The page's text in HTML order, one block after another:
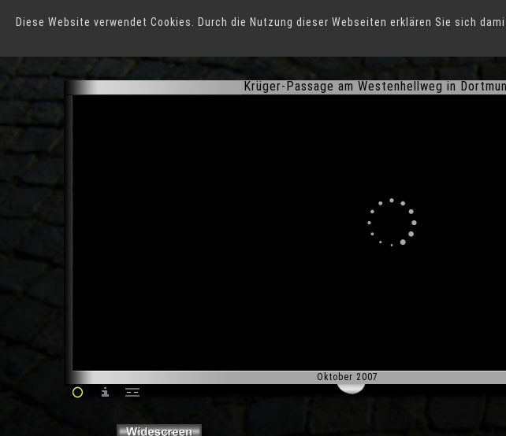
Diese Website verwendet Cookies. Durch die Nutzung dieser Webseiten erklären Sie sich
Dortmund
Krüger-Passage am Westenhellweg in
Oktober 2007